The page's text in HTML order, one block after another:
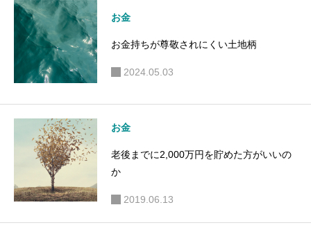
お金
お金持ちが尊敬されにくい土地柄
2024.05.03
お金
老後までに2,000万円を貯めた方がいいの
か
2019.06.13